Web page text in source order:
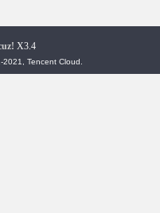
X3.4
Tencent Cloud.